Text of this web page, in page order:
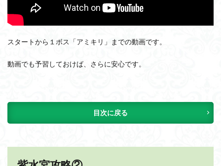
スタートから１ボス「アミキリ」までの動画です。
動画でも予習しておけば、さらに安心です。
目次に戻る